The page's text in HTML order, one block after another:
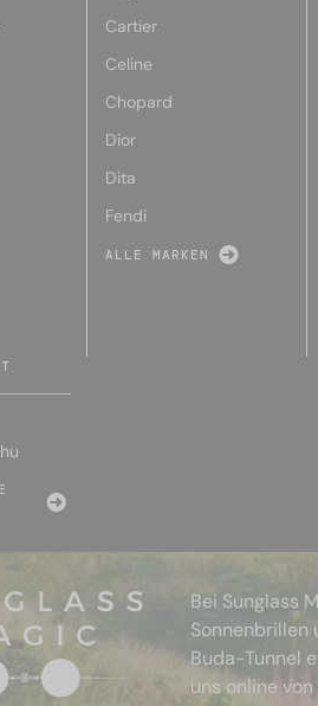
Cartier
Celine
Chopard
Dior
Dita
Fendi
ALLE MARKEN
Bei Sunglass
Sonnenbrillen
Buda-Tunnel
uns online